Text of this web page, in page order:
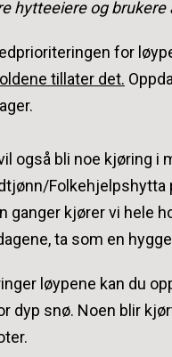
hytteeiere og brukere
for
tillater det.
også bli noe kjøring i
Folkehjelpshytta
ganger kjører vi hele
ta som en
løypene kan du
dyp snø. Noen blir